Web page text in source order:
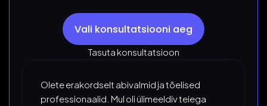
Vali konsultatsiooni aeg
Tasuta konsultatsioon
Olete erakordselt abivalmid ja tõelised
professionaalid. Mul oli ülimeeldiv teiega